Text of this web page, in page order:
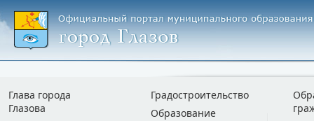
Глава города
Глазова
Градостроительство
Образование